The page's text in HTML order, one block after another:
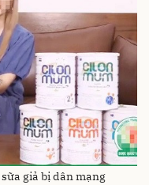
giả bị dân mạng